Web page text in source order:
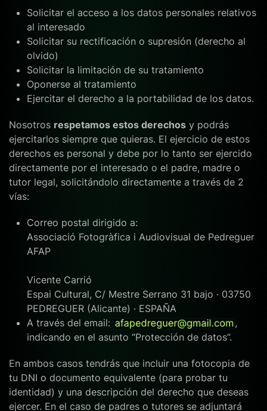
Solicitar el acceso a los datos personales relativos
al interesado
Solicitar su rectificación o supresión (derecho al
olvido)
Solicitar la limitación de su tratamiento
Oponerse al tratamiento
Ejercitar el derecho a la portabilidad de los datos.
Nosotros respetamos estos derechos y podrás
ejercitarlos siempre que quieras. El ejercicio de estos
derechos es personal y debe por lo tanto ser ejercido
directamente por el interesado o el padre, madre o
tutor legal, solicitándolo directamente a través de 2
vías:
Correo postal dirigido a:
Associació Fotogràfica i Audiovisual de Pedreguer
AFAP
Vicente Carrió
Espai Cultural, C/ Mestre Serrano 31 bajo · 03750
PEDREGUER (Alicante) · ESPAÑA
A través del email:
,
indicando en el asunto “Protección de datos”.
En ambos casos tendrás que incluir una fotocopia de
tu DNI o documento equivalente (para probar tu
identidad) y una descripción del derecho que deseas
ejercer. En el caso de padres o tutores se adjuntará